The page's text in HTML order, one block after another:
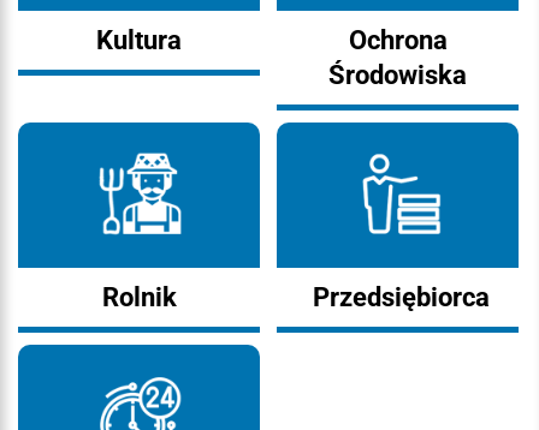
Kultura
Ochrona
Środowiska
Rolnik Przedsiębiorca